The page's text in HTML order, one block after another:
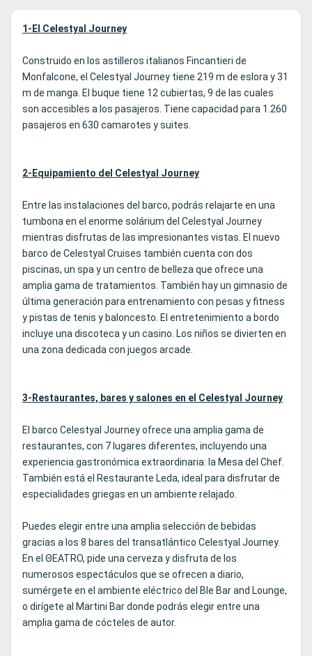
1-El Celestyal Journey
Construido en los astilleros italianos Fincantieri de
Monfalcone, el Celestyal Journey tiene 219 m de eslora y 31
m de manga. El buque tiene 12 cubiertas, 9 de las cuales
son accesibles a los pasajeros. Tiene capacidad para 1.260
pasajeros en 630 camarotes y suites.
2-Equipamiento del Celestyal Journey
Entre las instalaciones del barco, podrás relajarte en una
tumbona en el enorme solárium del Celestyal Journey
mientras disfrutas de las impresionantes vistas. El nuevo
barco de Celestyal Cruises también cuenta con dos
piscinas, un spa y un centro de belleza que ofrece una
amplia gama de tratamientos. También hay un gimnasio de
última generación para entrenamiento con pesas y fitness
y pistas de tenis y baloncesto. El entretenimiento a bordo
incluye una discoteca y un casino. Los niños se divierten en
una zona dedicada con juegos arcade.
3-Restaurantes, bares y salones en el Celestyal Journey
El barco Celestyal Journey ofrece una amplia gama de
restaurantes, con 7 lugares diferentes, incluyendo una
experiencia gastronómica extraordinaria: la Mesa del Chef.
También está el Restaurante Leda, ideal para disfrutar de
especialidades griegas en un ambiente relajado.
Puedes elegir entre una amplia selección de bebidas
gracias a los 8 bares del transatlántico Celestyal Journey.
En el ΘEATRO, pide una cerveza y disfruta de los
numerosos espectáculos que se ofrecen a diario,
sumérgete en el ambiente eléctrico del Ble Bar and Lounge,
o dirígete al Martini Bar donde podrás elegir entre una
amplia gama de cócteles de autor.